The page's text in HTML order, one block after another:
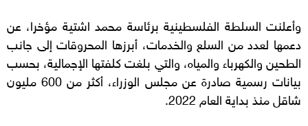
وأعلنت السلطة الفلسطينية برئاسة محمد اشتية مؤخرا، عن
دعمها لعدد من السلع والخدمات، أبرزها المحروقات إلى جانب
الطحين والكهرباء والمياه، والتي بلغت كلفتها الإجمالية، بحسب
بيانات رسمية صادرة عن مجلس الوزراء، أكثر من 600 مليون
شاقل منذ بداية العام 2022.